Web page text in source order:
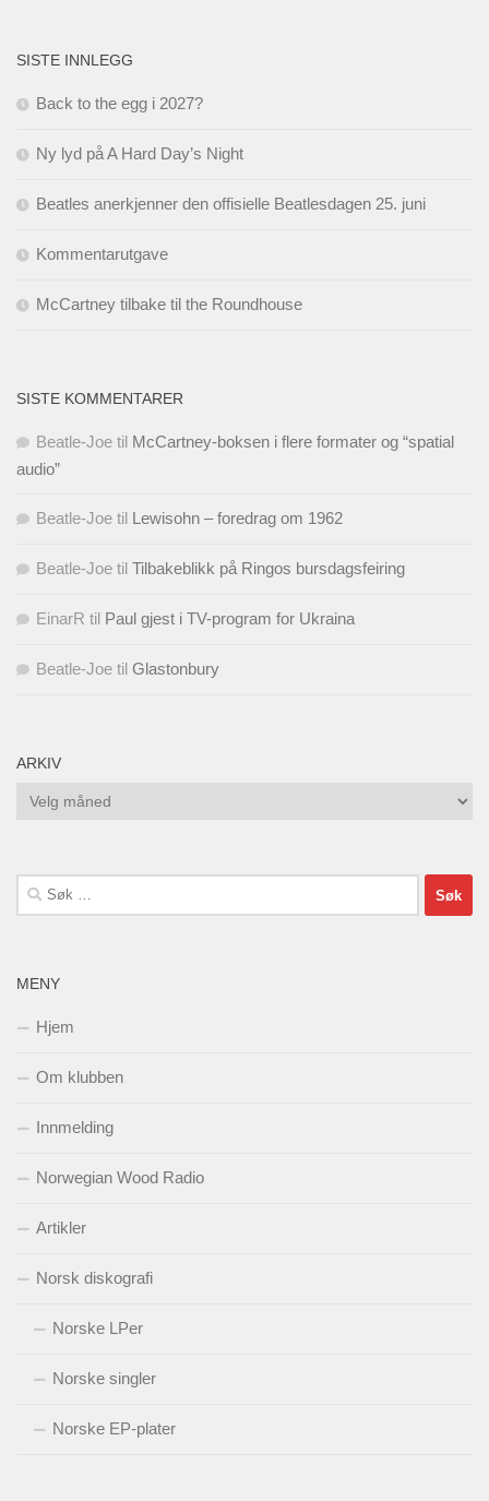
SISTE INNLEGG
Back to the egg i 2027?
Ny lyd på A Hard Day’s Night
Beatles anerkjenner den offisielle Beatlesdagen 25. juni
Kommentarutgave
McCartney tilbake til the Roundhouse
SISTE KOMMENTARER
Beatle-Joe til McCartney-boksen i flere formater og “spatial
audio”
Beatle-Joe til Lewisohn – foredrag om 1962
Beatle-Joe til Tilbakeblikk på Ringos bursdagsfeiring
EinarR til Paul gjest i TV-program for Ukraina
Beatle-Joe til Glastonbury
ARKIV
Arkiv
Søk
etter:
MENY
Hjem
Om klubben
Innmelding
Norwegian Wood Radio
Artikler
Norsk diskografi
Norske LPer
Norske singler
Norske EP-plater